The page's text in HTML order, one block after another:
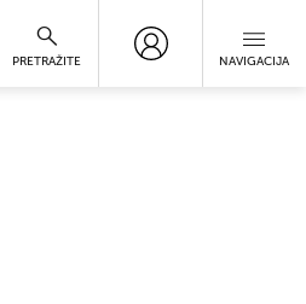
PRETRAŽITE NAVIGACIJA